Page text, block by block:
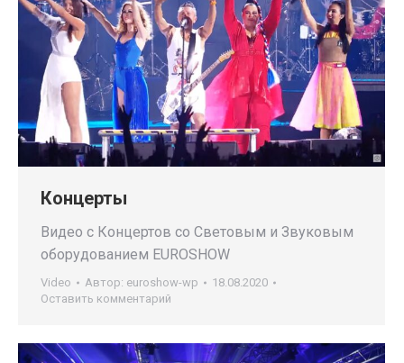
Концерты
Видео с Концертов со Световым и Звуковым
оборудованием EUROSHOW
Video Автор: euroshow-wp
18.08.2020
Оставить комментарий